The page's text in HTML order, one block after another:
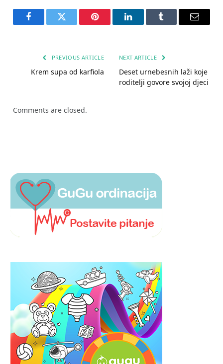
FacebookTwitter Pinterest LinkedInTumblr Email
PREVIOUS ARTICLE
Krem supa od karfiola
NEXT ARTICLE
Deset urnebesnih laži koje
roditelji govore svojoj djeci
Comments are closed.